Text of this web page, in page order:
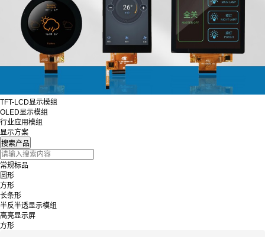
TFT-LCD显示模组
OLED显示模组
行业应用模组
显示方案
常规标品
圆形
方形
长条形
半反半透显示模组
高亮显示屏
方形